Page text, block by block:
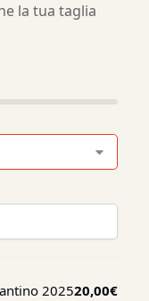
la tua taglia
202520,00€